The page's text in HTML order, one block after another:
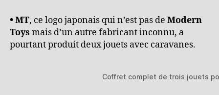
• MT, ce logo japonais qui n’est pas de Modern
Toys mais d’un autre fabricant inconnu, a
pourtant produit deux jouets avec caravanes.
Coffret complet de trois jouets